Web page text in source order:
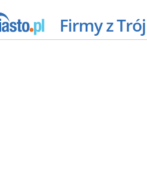
Firmy z